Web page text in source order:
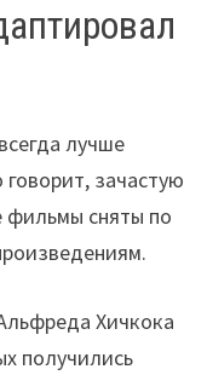
лучше
зачастую
фильмы сняты по
Хичкока
получились